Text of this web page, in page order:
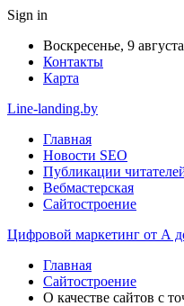
Sign in
Воскресенье, 9
Контакты
Карта
Line-landing.by
Главная
Новости SEO
Публикации
Вебмастерская
Сайтостроение
Цифровой маркетинг от А
Главная
Сайтостроение
О качестве сайтов с